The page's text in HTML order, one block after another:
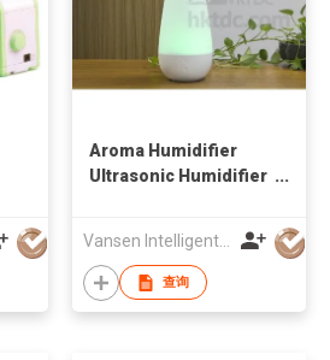
Aroma Humidifier
Ultrasonic Humidifier
Vansen Intelligent Manufacturing Co., Limited
查询